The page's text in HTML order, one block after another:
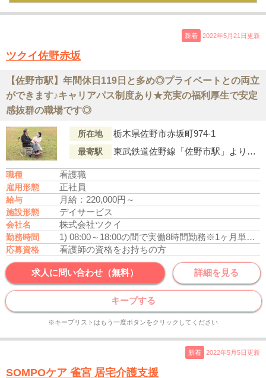
新着 2022年5月21日更新
ツクイ佐野赤坂
【佐野市駅】年間休日119日と多め◎プライベートとの両立
ができます♪キャリアパス制度あり★充実の福利厚生で安定
感抜群の職場です◎
所在地 栃木県佐野市赤坂町974-1
最寄駅 東武鉄道佐野線「佐野市駅」より徒歩12分
職種 看護職
雇用形態 正社員
給与 月給：220,000円～
施設形態 デイサービス
会社名 株式会社ツクイ
勤務時間 1) 08:00～18:00の間で実働8時間勤務※1ヶ月単位の変形労働制
応募資格 看護師の資格をお持ちの方
求人に問い合わせ（無料） 詳細を見る
キープする
※キープリストはもう一度ボタンをクリックしてください
新着 2022年5月5日更新
SOMPOケア 雀宮 居宅介護支援